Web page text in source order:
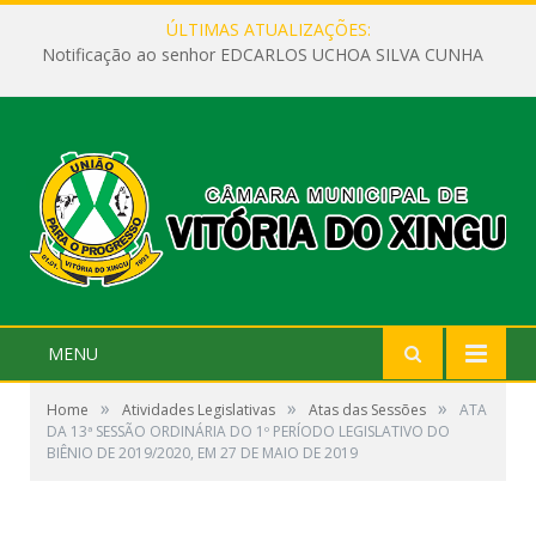
ÚLTIMAS ATUALIZAÇÕES:
Notificação ao senhor EDCARLOS UCHOA SILVA CUNHA
MENU
Home » Atividades Legislativas » Atas das Sessões »
ATA
DA 13ª SESSÃO ORDINÁRIA DO 1º PERÍODO LEGISLATIVO DO
BIÊNIO DE 2019/2020, EM 27 DE MAIO DE 2019